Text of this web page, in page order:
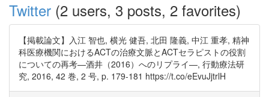
Twitter (2 users, 3 posts, 2 favorites)
【掲載論文】入江 智也, 横光 健吾, 北田 隆義, 中江 重孝, 精神
科医療機関におけるACTの治療文脈とACTセラピストの役割
についての再考—酒井（2016）へのリプライ—, 行動療法研
究, 2016, 42 巻, 2 号, p. 179-181 https://t.co/eEvuJjtrlH